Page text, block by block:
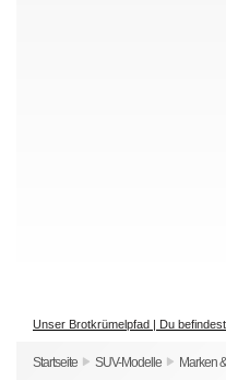
Unser Brotkrümelpfad | Du
Startseite SUV-Modelle Marken